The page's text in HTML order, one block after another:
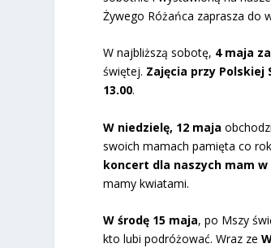
Żywego Różańca zaprasza do
W najbliższą sobotę, 4 maja
świętej. Zajęcia przy Polskiej
13.00.
W niedzielę, 12 maja
swoich mamach pamięta co
koncert dla naszych mam
mamy kwiatami.
W środę 15 maja, po Mszy
kto lubi podróżować. Wraz ze